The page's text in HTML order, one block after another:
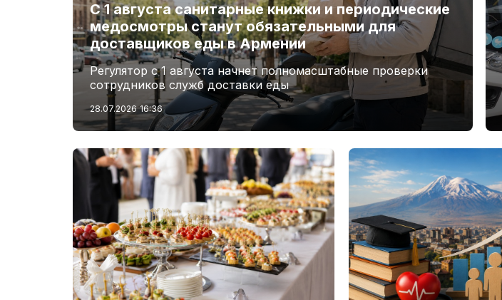
С 1 августа санитарные книжки и периодические
медосмотры станут обязательными для
доставщиков еды в Армении
Регулятор с 1 августа начнет полномасштабные проверки
сотрудников служб доставки еды
28.07.2026 16:36